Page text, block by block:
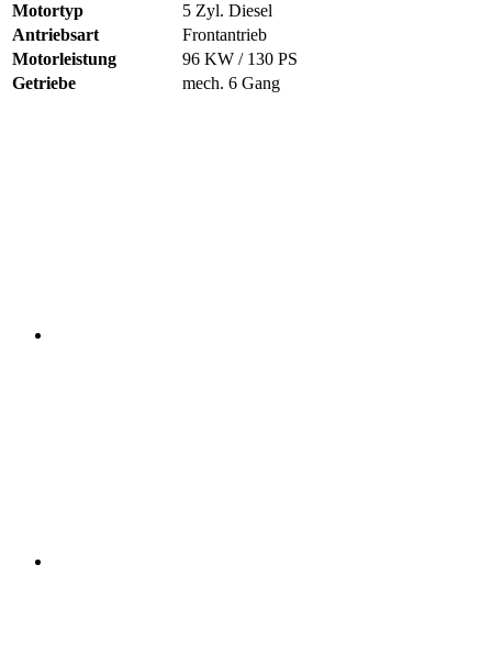
Motortyp
5 Zyl. Diesel
Antriebsart
Frontantrieb
Motorleistung
96 KW / 130 PS
Getriebe
mech. 6 Gang